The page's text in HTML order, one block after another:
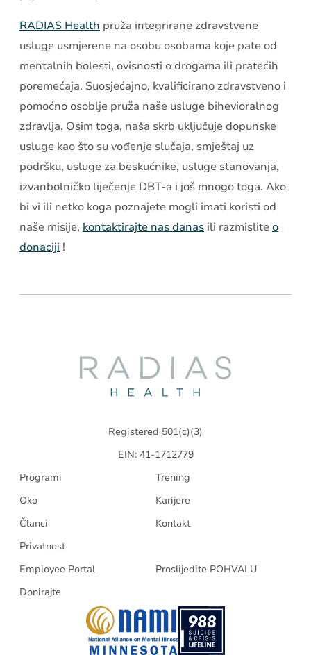
RADIAS Health pruža integrirane zdravstvene
usluge usmjerene na osobu osobama koje pate od
mentalnih bolesti, ovisnosti o drogama ili pratećih
poremećaja. Suosjećajno, kvalificirano zdravstveno i
pomoćno osoblje pruža naše usluge bihevioralnog
zdravlja. Osim toga, naša skrb uključuje dopunske
usluge kao što su vođenje slučaja, smještaj uz
podršku, usluge za beskućnike, usluge stanovanja,
izvanbolničko liječenje DBT-a i još mnogo toga. Ako
bi vi ili netko koga poznajete mogli imati koristi od
naše misije, kontaktirajte nas danas ili razmislite o
donaciji !
Registered 501(c)(3)
EIN: 41-1712779
Programi
Trening
Oko
Karijere
Članci
Kontakt
Privatnost
Employee Portal
Proslijedite POHVALU
Donirajte